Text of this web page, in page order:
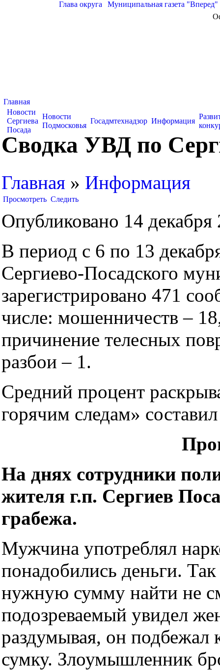
Глава округа Муниципальная газета "Вперед"
Главная
Новости
Сергиева
Посада
Новости
Подмосковья
Госадмтехнадзор Информация
Сводка УВД по
Главная » Информация
Просмотреть Следить
Опубликовано 14 декабря
В период с 6 по 13
Сергиево-Посадского
зарегистрировано 471
числе: мошенничеств –
причинение телесных
разбои – 1.
Средний процент
горячим следам»
На днях сотрудники
жителя г.п. Сергиев
грабежа.
Мужчина употреблял
понадобились деньги.
нужную сумму найти не
подозреваемый увидел
раздумывая, он подбежал
сумку. Злоумышленник